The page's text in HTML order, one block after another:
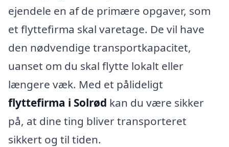
ejendele en af de primære opgaver, som
et flyttefirma skal varetage. De vil have
den nødvendige transportkapacitet,
uanset om du skal flytte lokalt eller
længere væk. Med et pålideligt
flyttefirma i Solrød kan du være sikker
på, at dine ting bliver transporteret
sikkert og til tiden.